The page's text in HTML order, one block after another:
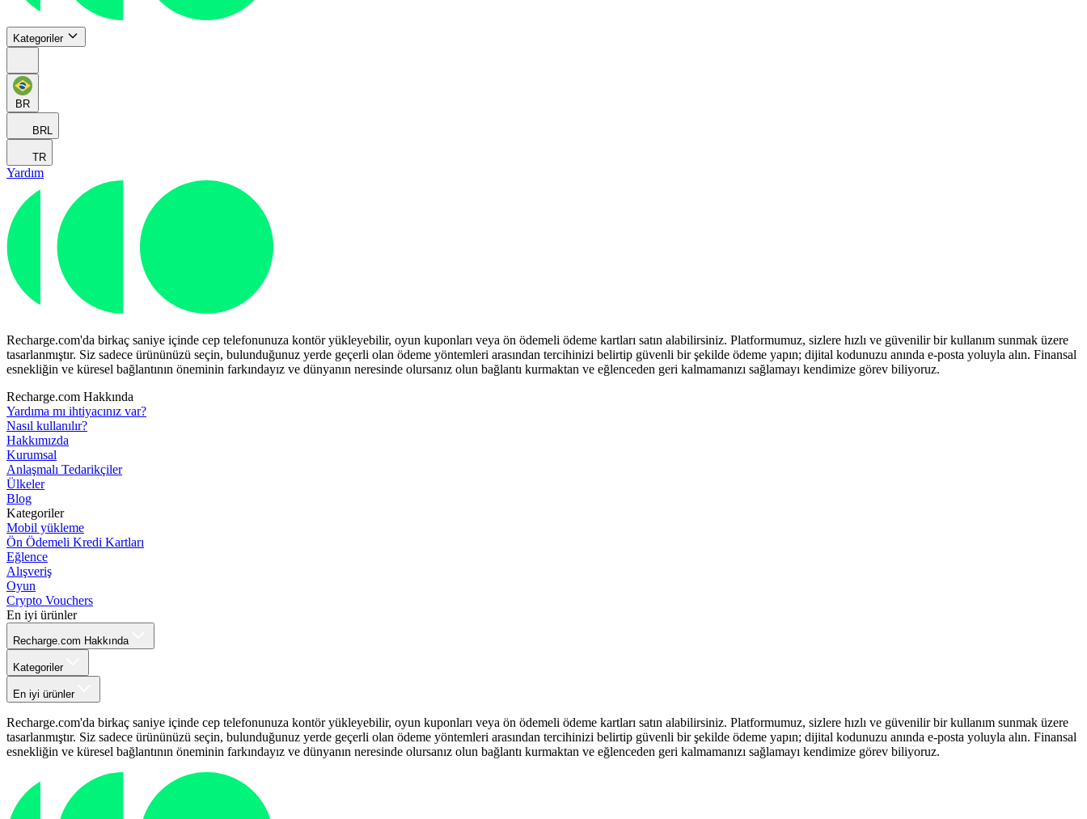
Kategoriler
BR
BRL
TR
Yardım
Recharge.com'da birkaç saniye içinde cep telefonunuza kontör yükleyebilir, oyun kuponları veya ön ödemeli ödeme kartları satın alabilirsiniz. Platformumuz, sizlere hızlı ve güvenilir bir kullanım sunmak üzere
tasarlanmıştır. Siz sadece ürününüzü seçin, bulunduğunuz yerde geçerli olan ödeme yöntemleri arasından tercihinizi belirtip güvenli bir şekilde ödeme yapın; dijital kodunuzu anında e-posta yoluyla alın. Finansal
esnekliğin ve küresel bağlantının öneminin farkındayız ve dünyanın neresinde olursanız olun bağlantı kurmaktan ve eğlenceden geri kalmamanızı sağlamayı kendimize görev biliyoruz.
Recharge.com Hakkında
Yardıma mı ihtiyacınız var?
Nasıl kullanılır?
Hakkımızda
Kurumsal
Anlaşmalı Tedarikçiler
Ülkeler
Blog
Kategoriler
Mobil yükleme
Ön Ödemeli Kredi Kartları
Eğlence
Alışveriş
Oyun
Crypto Vouchers
En iyi ürünler
Recharge.com Hakkında
Kategoriler
En iyi ürünler
Recharge.com'da birkaç saniye içinde cep telefonunuza kontör yükleyebilir, oyun kuponları veya ön ödemeli ödeme kartları satın alabilirsiniz. Platformumuz, sizlere hızlı ve güvenilir bir kullanım sunmak üzere
tasarlanmıştır. Siz sadece ürününüzü seçin, bulunduğunuz yerde geçerli olan ödeme yöntemleri arasından tercihinizi belirtip güvenli bir şekilde ödeme yapın; dijital kodunuzu anında e-posta yoluyla alın. Finansal
esnekliğin ve küresel bağlantının öneminin farkındayız ve dünyanın neresinde olursanız olun bağlantı kurmaktan ve eğlenceden geri kalmamanızı sağlamayı kendimize görev biliyoruz.